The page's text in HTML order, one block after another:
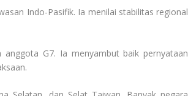
Indo-Pasifik. Ia menilai stabilitas regional
G7. Ia menyambut baik pernyataan